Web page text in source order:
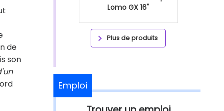
de
son
Lomo GX 16"
Plus de produits
Emploi